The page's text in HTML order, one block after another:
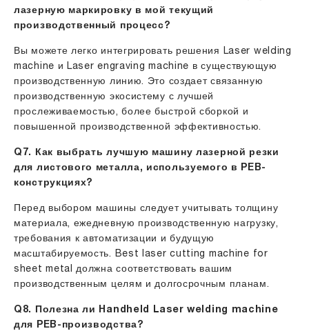
лазерную маркировку в мой текущий
производственный процесс?
Вы можете легко интегрировать решения Laser welding
machine и Laser engraving machine в существующую
производственную линию. Это создает связанную
производственную экосистему с лучшей
прослеживаемостью, более быстрой сборкой и
повышенной производственной эффективностью.
Q7. Как выбрать лучшую машину лазерной резки
для листового металла, используемого в PEB-
конструкциях?
Перед выбором машины следует учитывать толщину
материала, ежедневную производственную нагрузку,
требования к автоматизации и будущую
масштабируемость. Best laser cutting machine for
sheet metal должна соответствовать вашим
производственным целям и долгосрочным планам.
Q8. Полезна ли Handheld Laser welding machine
для PEB-производства?